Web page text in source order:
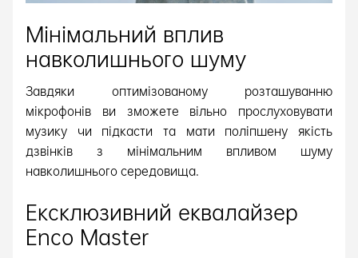
Мінімальний вплив
навколишнього шуму
Завдяки оптимізованому розташуванню
мікрофонів ви зможете вільно прослуховувати
музику чи підкасти та мати поліпшену якість
дзвінків з мінімальним впливом шуму
навколишнього середовища.
Ексклюзивний еквалайзер
Enco Master